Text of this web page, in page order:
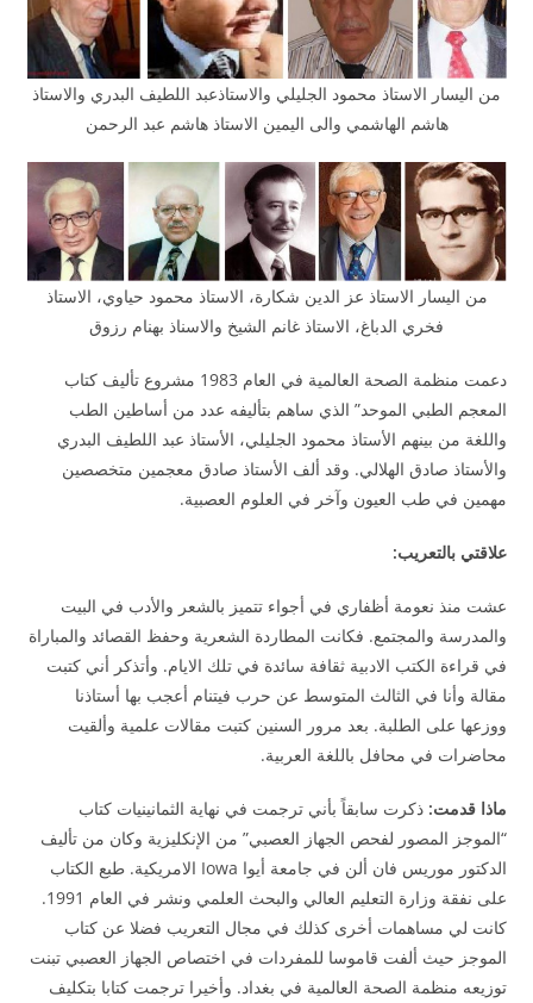
من اليسار الاستاذ محمود الجليلي والاستاذعبد اللطيف البدري والاستاذ
هاشم الهاشمي والى اليمين الاستاذ هاشم عبد الرحمن
من اليسار الاستاذ عز الدين شكارة، الاستاذ محمود حياوي، الاستاذ
فخري الدباغ، الاستاذ غانم الشيخ والاسناذ بهنام رزوق
دعمت منظمة الصحة العالمية في العام 1983 مشروع تأليف كتاب
المعجم الطبي الموحد” الذي ساهم بتأليفه عدد من أساطين الطب
واللغة من بينهم الأستاذ محمود الجليلي، الأستاذ عبد اللطيف البدري
والأستاذ صادق الهلالي. وقد ألف الأستاذ صادق معجمين متخصصين
مهمين في طب العيون وآخر في العلوم العصبية.
علاقتي بالتعريب:
عشت منذ نعومة أظفاري في أجواء تتميز بالشعر والأدب في البيت
والمدرسة والمجتمع. فكانت المطاردة الشعرية وحفظ القصائد والمباراة
في قراءة الكتب الادبية ثقافة سائدة في تلك الايام. وأتذكر أني كتبت
مقالة وأنا في الثالث المتوسط عن حرب فيتنام أعجب بها أستاذنا
ووزعها على الطلبة. بعد مرور السنين كتبت مقالات علمية وألقيت
محاضرات في محافل باللغة العربية.
ماذا قدمت:ذكرت سابقاً بأني ترجمت في نهاية الثمانينيات كتاب
“الموجز المصور لفحص الجهاز العصبي” من الإنكليزية وكان من تأليف
الدكتور موريس فان ألن في جامعة أيوا Iowa الامريكية. طبع الكتاب
على نفقة وزارة التعليم العالي والبحث العلمي ونشر في العام 1991.
كانت لي مساهمات أخرى كذلك في مجال التعريب فضلا عن كتاب
الموجز حيث ألفت قاموسا للمفردات في اختصاص الجهاز العصبي تبنت
توزيعه منظمة الصحة العالمية في بغداد. وأخيرا ترجمت كتابا بتكليف